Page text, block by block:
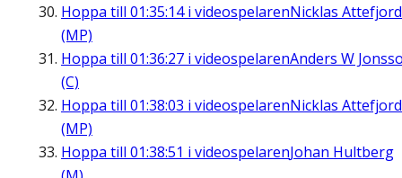
Hoppa till 01:35:14i videospelarenNicklas Attefjord
(MP)
Hoppa till 01:36:27 i videospelarenAnders W
(C)
Hoppa till 01:38:03 i videospelarenNicklas Attefjord
(MP)
Hoppa till 01:38:51 i videospelarenJohan Hultberg